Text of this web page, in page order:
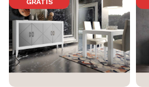
GRATIS